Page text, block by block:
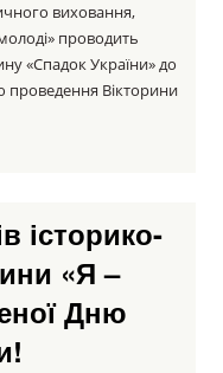
виховання,
проводить
«Спадок України» до
проведення Вікторини
історико-
«Я –
Дню